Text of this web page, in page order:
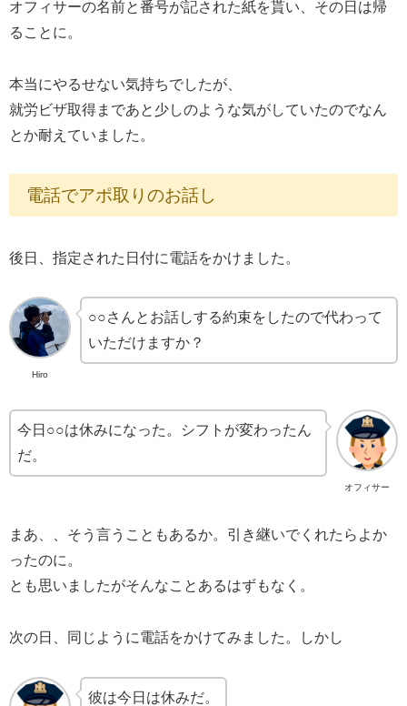
オフィサーの名前と番号が記された紙を貰い、その日は帰
ることに。
本当にやるせない気持ちでしたが、
就労ビザ取得まであと少しのような気がしていたのでなん
とか耐えていました。
電話でアポ取りのお話し
後日、指定された日付に電話をかけました。
Hiro
○○さんとお話しする約束をしたので代わって
いただけますか？
オフィサー
今日○○は休みになった。シフトが変わったん
だ。
まあ、、そう言うこともあるか。引き継いでくれたらよか
ったのに。
とも思いましたがそんなことあるはずもなく。
次の日、同じように電話をかけてみました。しかし
彼は今日は休みだ。